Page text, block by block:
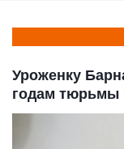
Уроженку
годам тюрьмы